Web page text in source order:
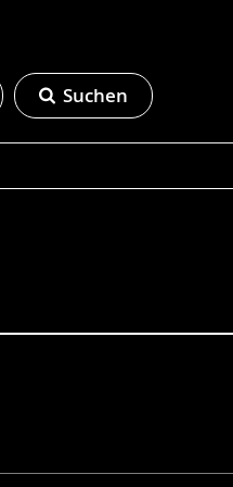
Suchen